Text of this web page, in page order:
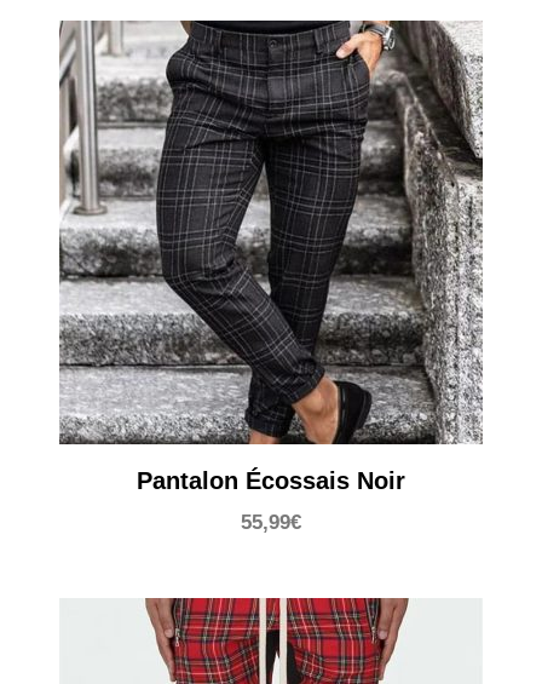
Pantalon Écossais Noir
55,99€